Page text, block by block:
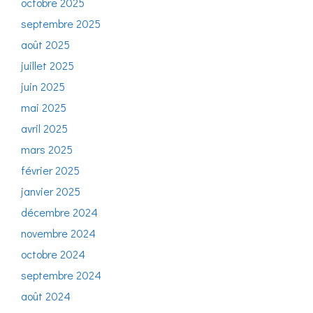
septembre 2025
août 2025
juillet 2025
juin 2025
mai 2025
avril 2025
mars 2025
février 2025
janvier 2025
décembre 2024
novembre 2024
octobre 2024
septembre 2024
août 2024